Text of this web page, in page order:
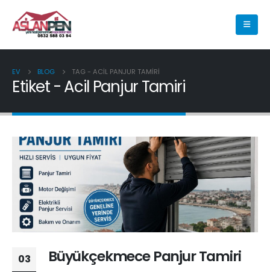
EV BLOG TAG - ACIL PANJUR TAMIRI
Etiket - Acil Panjur Tamiri
03 Büyükçekmece Panjur Tamiri